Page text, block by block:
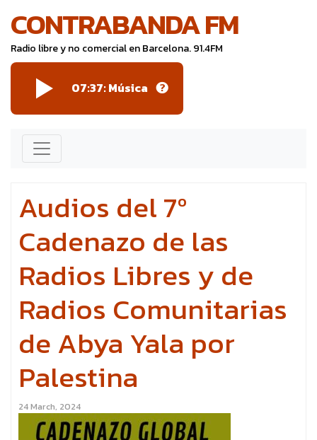
CONTRABANDA FM
Radio libre y no comercial en Barcelona. 91.4FM
07:37: Música
Audios del 7º
Cadenazo de las
Radios Libres y de
Radios Comunitarias
de Abya Yala por
Palestina
24 March, 2024